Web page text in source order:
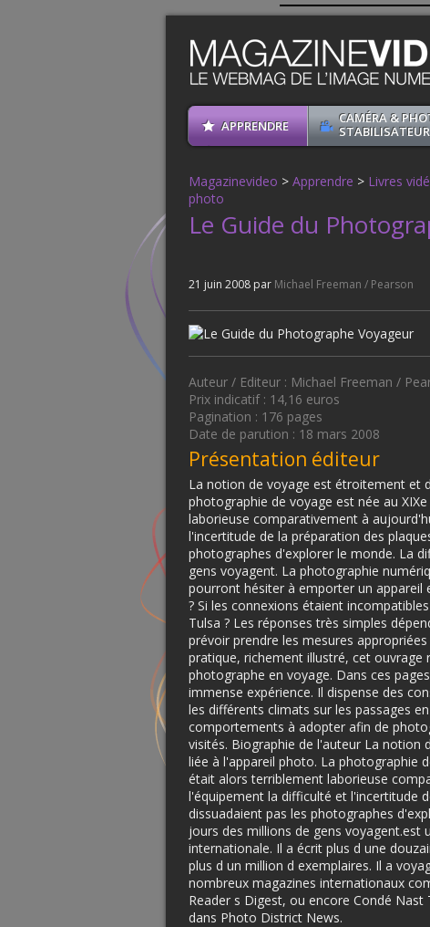
APPRENDRE
CAMÉRA &
Magazinevideo > Apprendre > Livres
photo
Le Guide du
21 juin 2008 par Michael Freeman / Pearson
Auteur / Editeur : Michael Freeman /
Prix indicatif : 14,16 euros
Pagination : 176 pages
Date de parution : 18 mars 2008
Présentation éditeur
La notion de voyage est étroitement et
photographie de voyage est née au
laborieuse comparativement à
l'incertitude de la préparation des
photographes d'explorer le monde. La
gens voyagent. La photographie
pourront hésiter à emporter un
? Si les connexions étaient
Tulsa ? Les réponses très simples
prévoir prendre les mesures
pratique, richement illustré, cet
photographe en voyage. Dans ces
immense expérience. Il dispense des
les différents climats sur les passages
comportements à adopter afin de
visités. Biographie de l'auteur La
liée à l'appareil photo. La photographie
était alors terriblement laborieuse
l'équipement la difficulté et l'incertitude
dissuadaient pas les photographes
jours des millions de gens
internationale. Il a écrit plus d une
plus d un million d exemplaires. Il a
nombreux magazines internationaux
Reader s Digest, ou encore Condé
dans Photo District News.